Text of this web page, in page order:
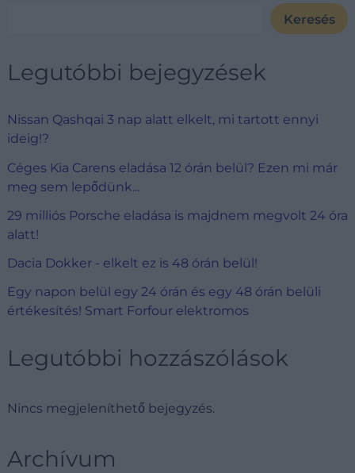
Keresés
Legutóbbi bejegyzések
Nissan Qashqai 3 nap alatt elkelt, mi tartott ennyi
ideig!?
Céges Kia Carens eladása 12 órán belül? Ezen mi már
meg sem lepődünk...
29 milliós Porsche eladása is majdnem megvolt 24 óra
alatt!
Dacia Dokker - elkelt ez is 48 órán belül!
Egy napon belül egy 24 órán és egy 48 órán belüli
értékesítés! Smart Forfour elektromos
Legutóbbi hozzászólások
Nincs megjeleníthető bejegyzés.
Archívum